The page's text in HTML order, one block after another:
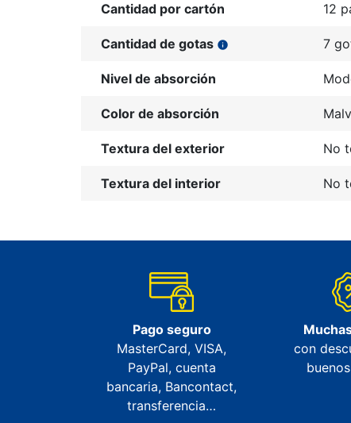
Cantidad por cartón 12
Cantidad de gotas info 7
Nivel de absorción
Color de absorción
Textura del exterior No
Textura del interior No
Pago seguro
MasterCard, VISA,
PayPal, cuenta
bancaria, Bancontact,
transferencia…
con